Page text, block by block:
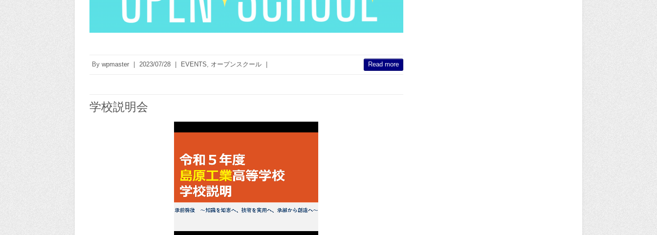
By wpmaster 2023/07/28 EVENTS, オープンスクール Read more
学校説明会